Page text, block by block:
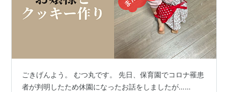
ごきげんよう。 むつ丸です。 先日、保育園でコロナ罹患
者が判明したため休園になったお話をしましたが……